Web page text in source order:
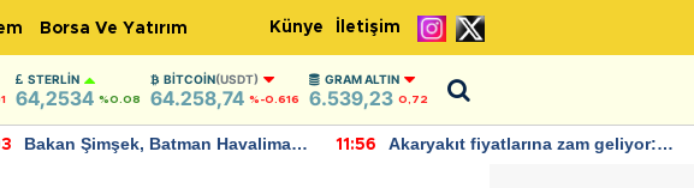
Borsa Ve Yatırım Künye İletişim
STERLIN
64,2534 %0.08
BITCOIN(USDT)
64.258,74 %-0.616
GRAM ALTIN
6.539,23 0,72
Bakan Şimşek, Batman Havalimanı
11:56
Akaryakıt fiyatlarına zam geliyor: